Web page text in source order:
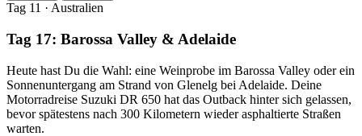
Tag 11 · Australien
Tag 17: Barossa Valley & Adelaide
Heute hast Du die Wahl: eine Weinprobe im Barossa Valley oder ein
Sonnenuntergang am Strand von Glenelg bei Adelaide. Deine
Motorradreise Suzuki DR 650 hat das Outback hinter sich gelassen,
bevor spätestens nach 300 Kilometern wieder asphaltierte Straßen
warten.